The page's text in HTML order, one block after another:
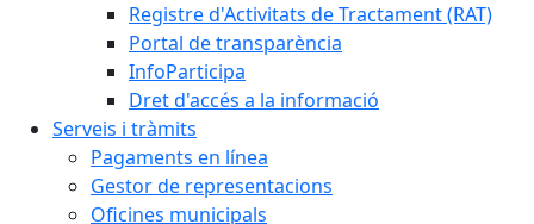
Registre d'Activitats de Tractament (RAT)
Portal de transparència
InfoParticipa
Dret d'accés a la informació
Serveis i tràmits
Pagaments en línea
Gestor de representacions
Oficines municipals